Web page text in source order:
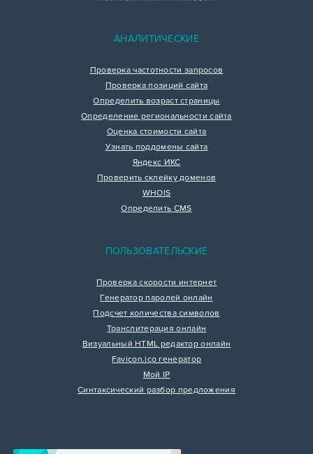
АНАЛИТИЧЕСКИЕ
Проверка частотности запросов
Проверка позиций сайта
Определить возраст страницы
Определение региональности сайта
Оценка стоимости сайта
Узнать поддомены сайта
Яндекс ИКС
Проверить склейку доменов
WHOIS
Определить CMS
ПОЛЬЗОВАТЕЛЬСКИЕ
Проверка скорости интернет
Генератор паролей онлайн
Подсчет количества символов
Транслитерация онлайн
Визуальный HTML редактор онлайн
Favicon.ico генератор
Мой IP
Синтаксический разбор предложения